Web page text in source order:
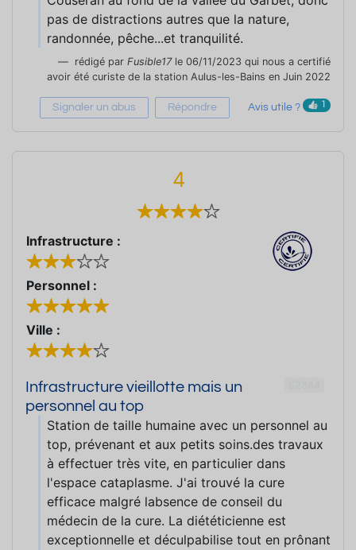
pas de distractions autres que la nature,
randonnée, pêche...et tranquilité.
rédigé par Fusible17le 06/11/2023 qui nous a certifié
avoir été curiste de la station Aulus-les-Bains en Juin 2022
Signaler un abus Répondre Avis utile ? 1
4
Infrastructure :
Personnel :
Ville :
Infrastructure vieillotte mais un
personnel au top
Station de taille humaine avec un personnel au
top, prévenant et aux petits soins.des travaux
à effectuer très vite, en particulier dans
l'espace cataplasme. J'ai trouvé la cure
efficace malgré labsence de conseil du
médecin de la cure. La diététicienne est
exceptionnelle et déculpabilise tout en prônant